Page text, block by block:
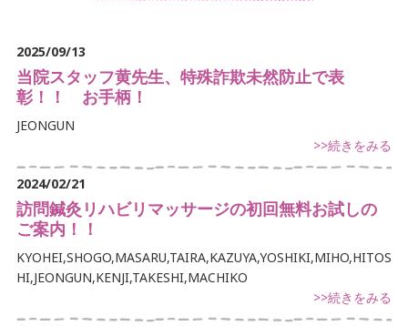
交通事故治療
鍼灸について
デイサービスについて
訪問看護について
手足のしびれでお悩み
2025/09/13
当院スタッフ黄先生、特殊詐欺未然防止で表
彰！！ お手柄！
JEONGUN
>>続きをみる
2024/02/21
訪問鍼灸リハビリマッサージの初回無料お試しの
ご案内！！
KYOHEI,SHOGO,MASARU,TAIRA,KAZUYA,YOSHIKI,MIHO,HITOS
HI,JEONGUN,KENJI,TAKESHI,MACHIKO
>>続きをみる